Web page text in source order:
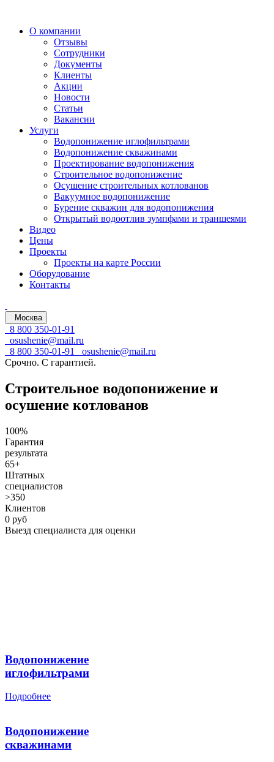
О компании
Отзывы
Сотрудники
Документы
Клиенты
Акции
Новости
Статьи
Вакансии
Услуги
Водопонижение иглофильтрами
Водопонижение скважинами
Проектирование водопонижения
Строительное водопонижение
Осушение строительных котлованов
Вакуумное водопонижение
Бурение скважин для водопонижения
Открытый водоотлив зумпфами и траншеями
Видео
Цены
Проекты
Проекты на карте России
Оборудование
Контакты
Москва
8 800 350-01-91
osushenie@mail.ru
8 800 350-01-91
osushenie@mail.ru
Срочно. С гарантией.
Строительное водопонижение и
осушение котлованов
100%
Гарантия
результата
65+
Штатных
специалистов
>350
Клиентов
0 руб
Выезд специалиста для оценки
Водопонижение
иглофильтрами
Подробнее
Водопонижение
скважинами